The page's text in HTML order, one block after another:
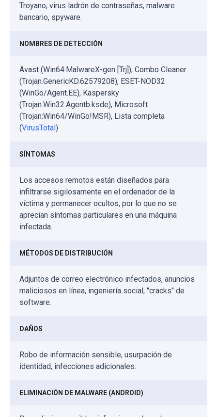
Troyano, virus ladrón de contraseñas, malware
bancario, spyware.
NOMBRES DE DETECCIÓN
Avast (Win64:MalwareX-gen [Trj]), Combo Cleaner
(Trojan.GenericKD.62579208), ESET-NOD32
(WinGo/Agent.EE), Kaspersky
(Trojan.Win32.Agentb.ksde), Microsoft
(Trojan:Win64/WinGo!MSR), Lista completa
(VirusTotal)
SÍNTOMAS
Los accesos remotos están diseñados para
infiltrarse sigilosamente en el ordenador de la
víctima y permanecer ocultos, por lo que no se
aprecian síntomas particulares en una máquina
infectada.
MÉTODOS DE DISTRIBUCIÓN
Adjuntos de correo electrónico infectados, anuncios
maliciosos en línea, ingeniería social, "cracks" de
software.
DAÑOS
Robo de información sensible, usurpación de
identidad, infecciones adicionales.
ELIMINACIÓN DE MALWARE (ANDROID)